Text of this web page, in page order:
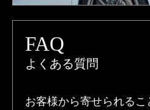
FAQ
よくある質問
お客様から寄せられる